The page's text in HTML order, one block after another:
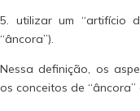
5. utilizar um “artifício
“âncora”).
Nessa definição, os
os conceitos de